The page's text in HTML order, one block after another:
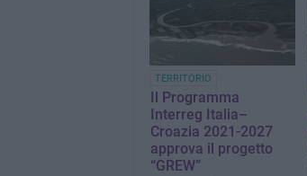
TERRITORIO
Il Programma
Interreg Italia–
Croazia 2021-2027
approva il progetto
“GREW”